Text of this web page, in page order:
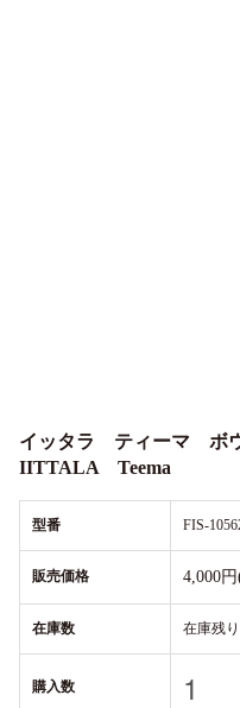
イッタラ ティーマ
IITTALA Teema
型番 FIS-
販売価格 4,000
在庫数 在庫残り
購入数